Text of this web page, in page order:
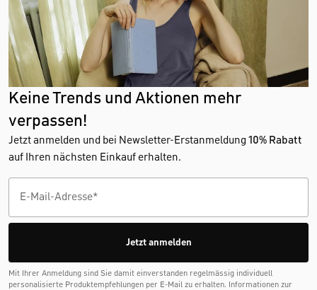
Keine Trends und Aktionen mehr
verpassen!
Jetzt anmelden und bei Newsletter-Erstanmeldung 10% Rabatt
auf Ihren nächsten Einkauf erhalten.
Jetzt anmelden
Mit Ihrer Anmeldung sind Sie damit einverstanden regelmässig individuell
personalisierte Produktempfehlungen per E-Mail zu erhalten. Informationen zur